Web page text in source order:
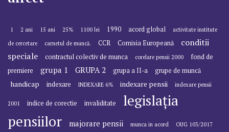
1 2 ani 15 ani 25% 1100 lei 1990 acord global
activitate institute
de cercetare
carnetul de muncă. CCR Comisia Europeană
conditii
speciale
contractul colectiv de munca corelare pensii 2000
fond de
premiere
grupa 1 GRUPA 2 grupa a II-a grupe de muncă
handicap indexare INDEXARE 6% indexare pensii indexare pensii
2001 indice de corectie invaliditate
legislația
pensiilor
majorare pensii munca in acord OUG 103/2017